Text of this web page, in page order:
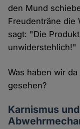
den Mund
Freudenträne die
sagt: "Die
unwiderstehlich!"
Was haben wir
gesehen?
Karnismus